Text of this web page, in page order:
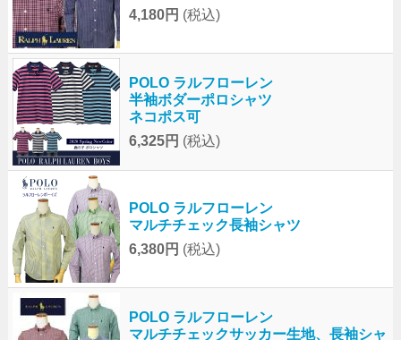
4,180円 (税込)
POLO ラルフローレン
半袖ボダーポロシャツ
ネコポス可
6,325円 (税込)
POLO ラルフローレン
マルチチェック長袖シャツ
6,380円 (税込)
POLO ラルフローレン
マルチチェックサッカー生地、長袖シャ